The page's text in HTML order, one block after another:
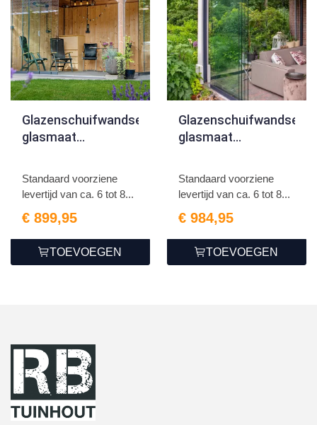
Glazenschuifwandset,
glasmaat
4-sporig zwart
Standaard voorziene
levertijd van ca. 6 tot 8...
€ 899,95
TOEVOEGEN
Glazenschuifwandset,
glasmaat
4-sporig zwart
Standaard voorziene
levertijd van ca. 6 tot 8...
€ 984,95
TOEVOEGEN